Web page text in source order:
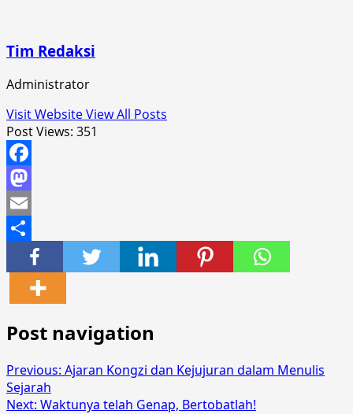
Tim Redaksi
Administrator
Visit WebsiteView All Posts
Post Views: 351
Facebook
Mastodon
Email
Share
Post navigation
Previous: Ajaran Kongzi dan Kejujuran dalam Menulis
Sejarah
Next: Waktunya telah Genap, Bertobatlah!